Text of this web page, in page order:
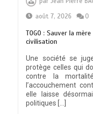
août 7, 2026
0
TOGO : Sauver la
civilisation
Une société se
protège celles qui
contre la
l’accouchement
elle laisse
politiques […]